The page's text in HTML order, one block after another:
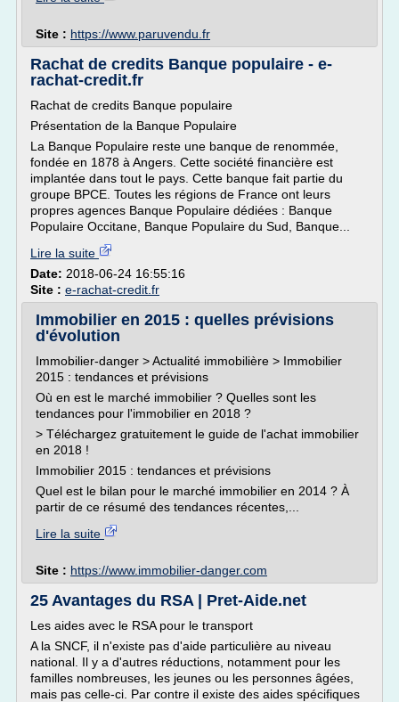
Site : https://www.paruvendu.fr
Rachat de credits Banque populaire - e-
rachat-credit.fr
Rachat de credits Banque populaire
Présentation de la Banque Populaire
La Banque Populaire reste une banque de renommée,
fondée en 1878 à Angers. Cette société financière est
implantée dans tout le pays. Cette banque fait partie du
groupe BPCE. Toutes les régions de France ont leurs
propres agences Banque Populaire dédiées : Banque
Populaire Occitane, Banque Populaire du Sud, Banque...
Lire la suite
Date: 2018-06-24 16:55:16
Site : e-rachat-credit.fr
Immobilier en 2015 : quelles prévisions
d'évolution
Immobilier-danger > Actualité immobilière > Immobilier
2015 : tendances et prévisions
Où en est le marché immobilier ? Quelles sont les
tendances pour l'immobilier en 2018 ?
> Téléchargez gratuitement le guide de l'achat immobilier
en 2018 !
Immobilier 2015 : tendances et prévisions
Quel est le bilan pour le marché immobilier en 2014 ? À
partir de ce résumé des tendances récentes,...
Lire la suite
Site : https://www.immobilier-danger.com
25 Avantages du RSA | Pret-Aide.net
Les aides avec le RSA pour le transport
A la SNCF, il n'existe pas d'aide particulière au niveau
national. Il y a d'autres réductions, notamment pour les
familles nombreuses, les jeunes ou les personnes âgées,
mais pas celle-ci. Par contre il existe des aides spécifiques